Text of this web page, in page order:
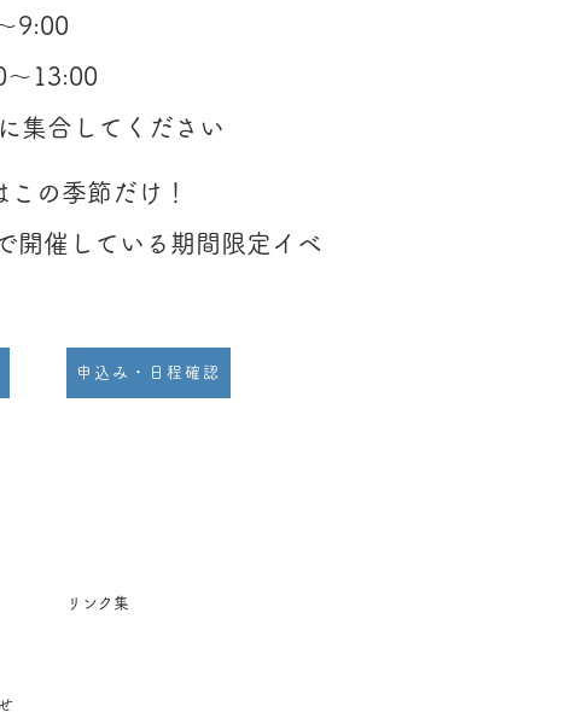
9:00
～13:00
集合してください
の季節だけ！
開催している 期間限定イベ
申込み・日程確認
リンク集